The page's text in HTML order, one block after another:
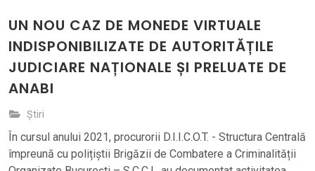
UN NOU CAZ DE MONEDE VIRTUALE
INDISPONIBILIZATE DE AUTORITĂȚILE
JUDICIARE NAȚIONALE ȘI PRELUATE DE
ANABI
Știri
În cursul anului 2021, procurorii D.I.I.C.O.T. - Structura Centrală
împreună cu polițiștii Brigăzii de Combatere a Criminalității